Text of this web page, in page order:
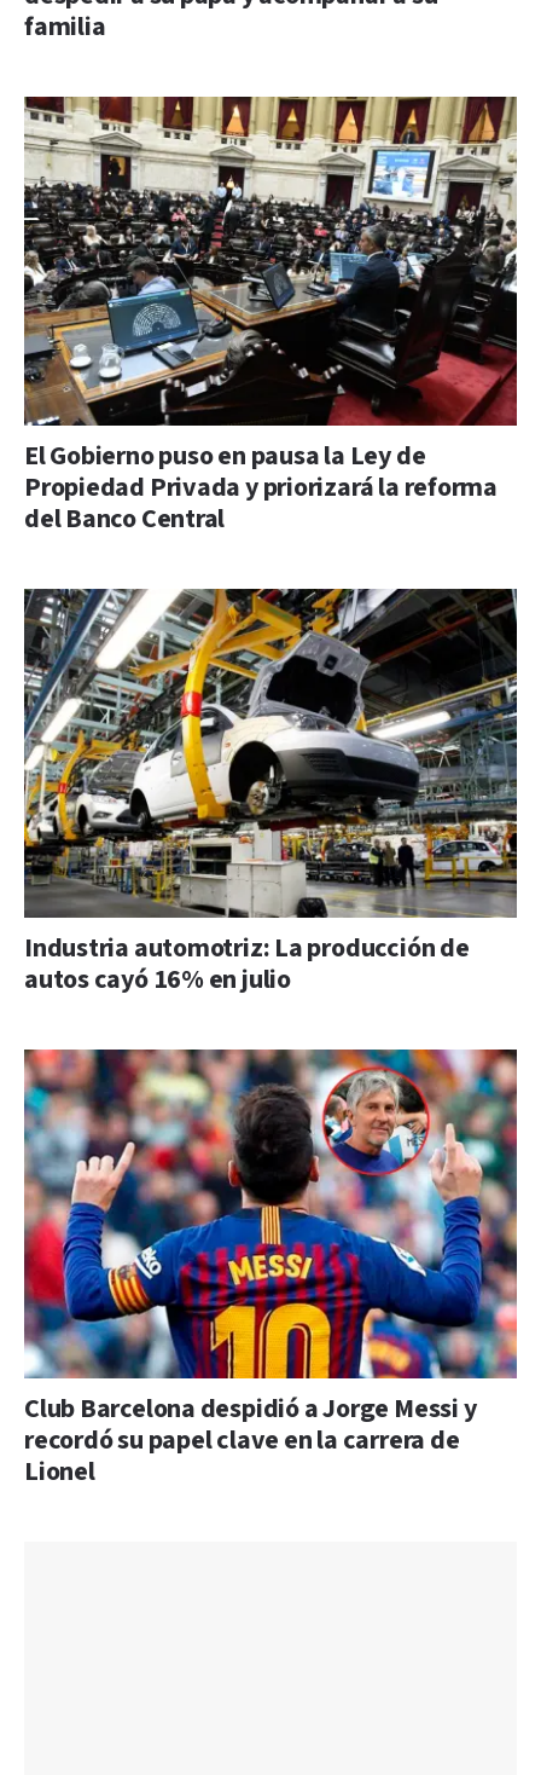
familia
El Gobierno puso en pausa la Ley de
Propiedad Privada y priorizará la reforma
del Banco Central
Industria automotriz: La producción de
autos cayó 16% en julio
Club Barcelona despidió a Jorge Messi y
recordó su papel clave en la carrera de
Lionel